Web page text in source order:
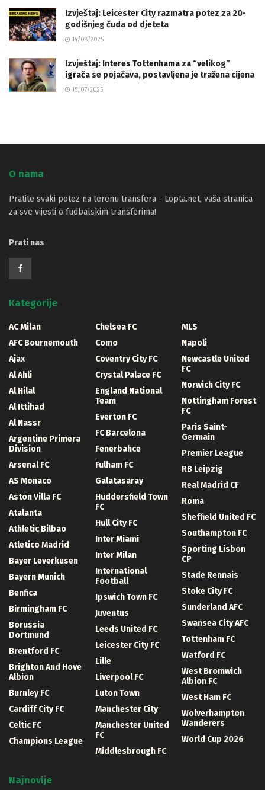
Izvještaj: Leicester City razmatra potez za 20-
godišnjeg čuda od djeteta
14/08/2025
Izvještaj: Interes Tottenhama za “velikog”
igrača se pojačava, postavljena je tražena cijena
15/07/2025
O nama
Pratite svaki potez na terenu transfera - Lopta.net, vaša stranica
za sve vijesti o fudbalskim transferima!
Prati nas
Kategorije
AC Milan
AFC Bournemouth
Ajax
Al Ahli
Al Hilal
Al Ittihad
Al Nassr
Argentine Primera
Division
Arsenal FC
AS Monaco
Aston Villa FC
Atalanta
Athletic Bilbao
Atletico Madrid
Bayer Leverkusen
Bayern Munich
Benfica
Birmingham FC
Borussia
Dortmund
Brentford FC
Brighton And Hove
Albion
Burnley FC
Cardiff City FC
Celtic FC
Champions League
Chelsea FC
Como
Coventry City FC
Crystal Palace FC
England National
Team
Everton FC
FC Barcelona
Fenerbahce
Fulham FC
Galatasaray
Huddersfield Town
FC
Hull City FC
Inter Miami
Inter Milan
International
Football
Ipswich Town FC
Juventus
Leeds United FC
Leicester City FC
Lille
Liverpool FC
Luton Town
Manchester City
Manchester United
FC
Middlesbrough FC
MLS
Napoli
Newcastle United
FC
Norwich City FC
Nottingham Forest
FC
Paris Saint-
Germain
Premier League
RB Leipzig
Real Madrid CF
Roma
Sheffield United FC
Southampton FC
Sporting Lisbon
CP
Stade Rennais
Stoke City FC
Sunderland AFC
Swansea City AFC
Tottenham FC
Watford FC
West Bromwich
Albion FC
West Ham FC
Wolverhampton
Wanderers
World Cup 2026
Najnovije